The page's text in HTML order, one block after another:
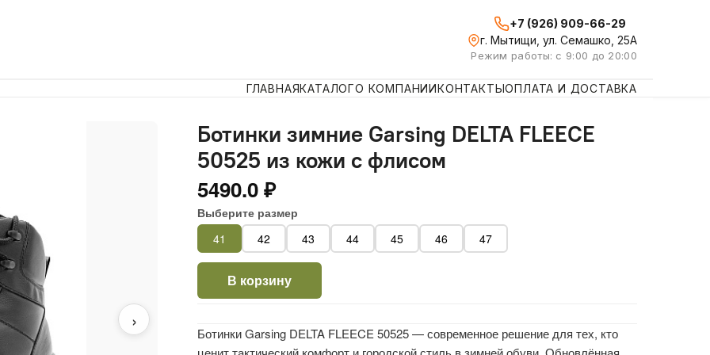
+7 (926) 909-66-29
г. Мытищи, ул. Семашко, 25А
Режим работы: с 9:00 до 20:00
ГЛАВНАЯКАТАЛОГО КОМПАНИИКОНТАКТЫОПЛАТА И ДОСТАВКА
›
Ботинки зимние Garsing DELTA FLEECE
50525 из кожи с флисом
5490.0 ₽
Выберите размер
41
42 43 44 45 46 47
В корзину
Ботинки Garsing DELTA FLEECE 50525 — современное решение для тех, кто